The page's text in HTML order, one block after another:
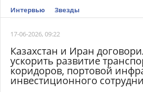
Интервью
Звезды
17-06-2026, 09:22
Казахстан и Иран
ускорить развитие
коридоров, портовой
инвестиционного